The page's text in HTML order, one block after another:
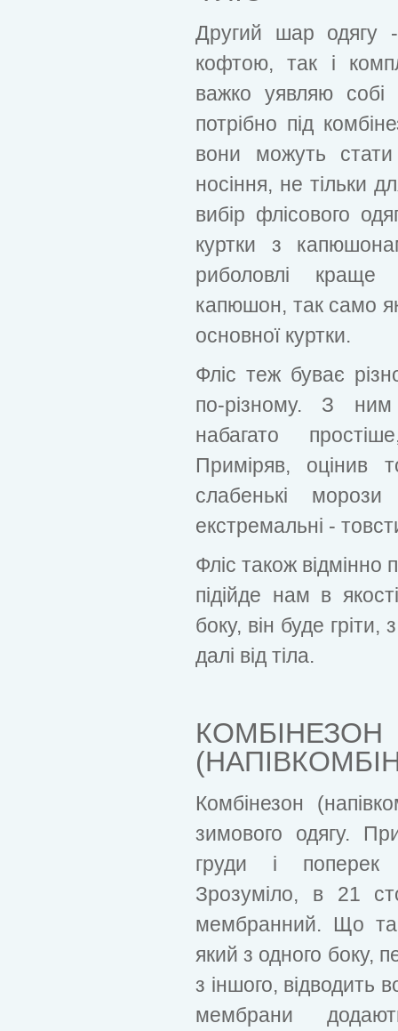
Другий шар одягу
кофтою, так і
важко уявляю
потрібно під
вони можуть
носіння, не тільки
вибір флісового
куртки з
риболовлі краще
капюшон, так само
основної куртки.
Фліс теж буває
по-різному. З
набагато
Приміряв, оцінив
слабенькі
екстремальні -
Фліс також відмінно
підійде нам в
боку, він буде
далі від тіла.
КОМБІНЕЗОН
Комбінезон
зимового одягу.
груди і поперек
Зрозуміло, в 21
мембранний. Що
який з одного боку,
з іншого, відводить
мембрани